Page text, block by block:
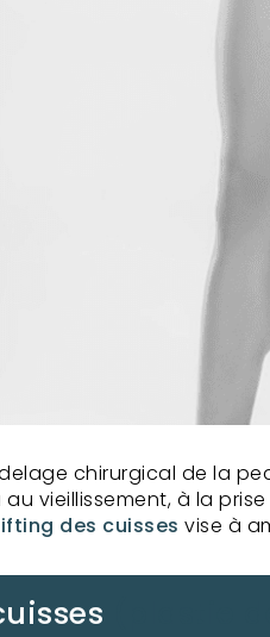
chirurgical de la
vieillissement, à la
des cuisses vise à